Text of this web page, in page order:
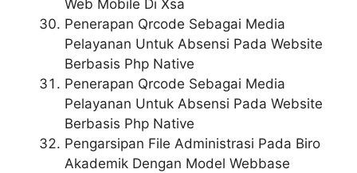
Web Mobile Di Xsa
Penerapan Qrcode Sebagai Media
Pelayanan Untuk Absensi Pada Website
Berbasis Php Native
Penerapan Qrcode Sebagai Media
Pelayanan Untuk Absensi Pada Website
Berbasis Php Native
Pengarsipan File Administrasi Pada Biro
Akademik Dengan Model Webbase